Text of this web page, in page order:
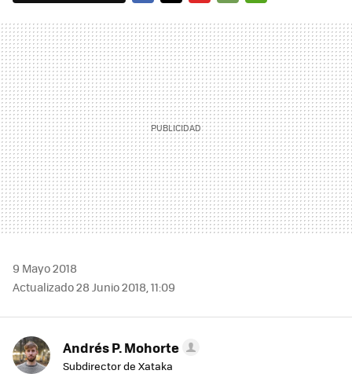
MAIL
9 Mayo 2018
Actualizado 28 Junio 2018, 11:09
Andrés P. Mohorte
Subdirector de Xataka